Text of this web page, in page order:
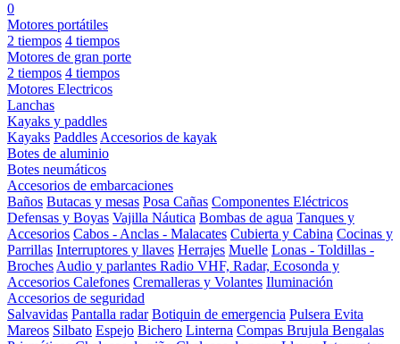
0
Motores portátiles
2 tiempos 4 tiempos
Motores de gran porte
2 tiempos 4 tiempos
Motores Electricos
Lanchas
Kayaks y paddles
Kayaks Paddles Accesorios de kayak
Botes de aluminio
Botes neumáticos
Accesorios de embarcaciones
Baños Butacas y mesas Posa Cañas Componentes Eléctricos
Defensas y Boyas Vajilla Náutica Bombas de agua Tanques y
Accesorios Cabos - Anclas - Malacates Cubierta y Cabina Cocinas y
Parrillas Interruptores y llaves Herrajes Muelle Lonas - Toldillas -
Broches Audio y parlantes Radio VHF, Radar, Ecosonda y
Accesorios Calefones Cremalleras y Volantes Iluminación
Accesorios de seguridad
Salvavidas Pantalla radar Botiquin de emergencia Pulsera Evita
Mareos Silbato Espejo Bichero Linterna Compas Brujula Bengalas